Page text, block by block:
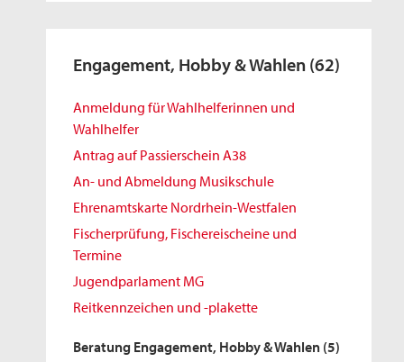
Engagement, Hobby & Wahlen (62)
Anmeldung für Wahlhelferinnen und
Wahlhelfer
Antrag auf Passierschein A38
An- und Abmeldung Musikschule
Ehrenamtskarte Nordrhein-Westfalen
Fischerprüfung, Fischereischeine und
Termine
Jugendparlament MG
Reitkennzeichen und -plakette
Beratung Engagement, Hobby & Wahlen (5)